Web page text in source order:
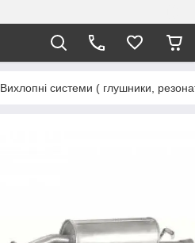
Вихлопні системи ( глушники,